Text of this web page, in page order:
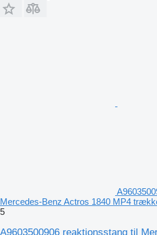
Mercedes-Benz Actros 1840 MP4
5
A9603500906 reaktionsstang til